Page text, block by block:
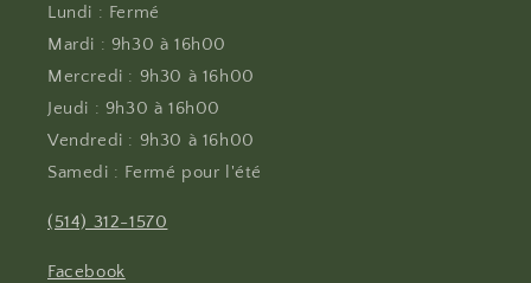
Lundi : Fermé
Mardi : 9h30 à 16h00
Mercredi : 9h30 à 16h00
Jeudi : 9h30 à 16h00
Vendredi : 9h30 à 16h00
Samedi : Fermé pour l'été
(514) 312-1570
Facebook